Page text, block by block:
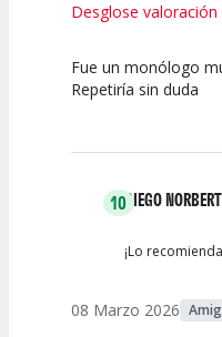
Desglose valoración
10 7.5
Fue un monólogo
Repetiría sin duda
10DIEGO
¡Lo
08 Marzo 2026